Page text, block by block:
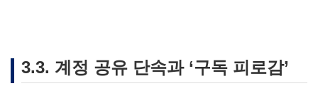
3.3. 계정 공유 단속과 ‘구독 피로감’